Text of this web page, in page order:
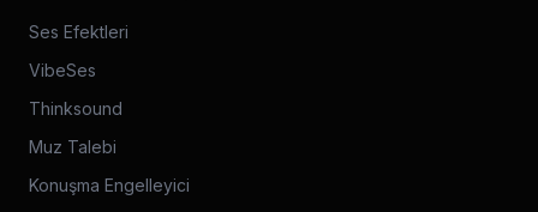
Ses Efektleri
VibeSes
Thinksound
Muz Talebi
Konuşma Engelleyici